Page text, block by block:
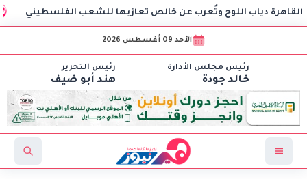
اللوح وتُعرب عن خالص تعازيها للشعب الفلسطيني
الأحد 09 أغسطس 2026
رئيس مجلس الأدارة
خالد جودة
رئيس التحرير
هند أبو ضيف